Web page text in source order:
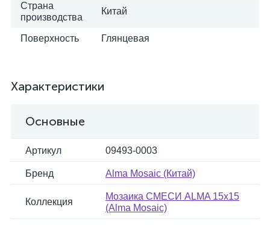
Страна
производства
Китай
Поверхность Глянцевая
Характеристики
Основные
Артикул 09493-0003
Бренд Alma Mosaic (Китай)
Коллекция
Мозаика СМЕСИ ALMA 15x15
(Alma Mosaic)